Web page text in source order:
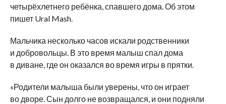
четырёхлетнего ребёнка, спавшего дома. Об этом
пишет Ural Mash.
Мальчика несколько часов искали родственники
и добровольцы. В это время малыш спал дома
в диване, где он оказался во время игры в прятки.
«Родители малыша были уверены, что он играет
во дворе. Сын долго не возвращался, и они подняли